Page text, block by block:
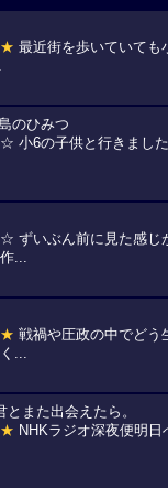
最近街を歩いていても
のひみつ
☆ 小6の子供と行きまし
☆ ずいぶん前に見た感じ
...
戦禍や圧政の中でどう
...
また出会えたら。
NHKラジオ深夜便明